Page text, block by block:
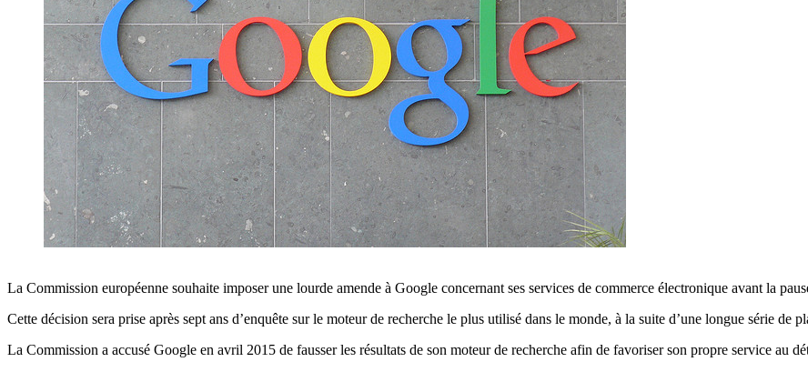
La Commission européenne souhaite imposer une lourde amende à Google concernant ses services de commerce électronique avant la
Cette décision sera prise après sept ans d’enquête sur le moteur de recherche le plus utilisé dans le monde, à la suite d’une longue série de
La Commission a accusé Google en avril 2015 de fausser les résultats de son moteur de recherche afin de favoriser son propre service au